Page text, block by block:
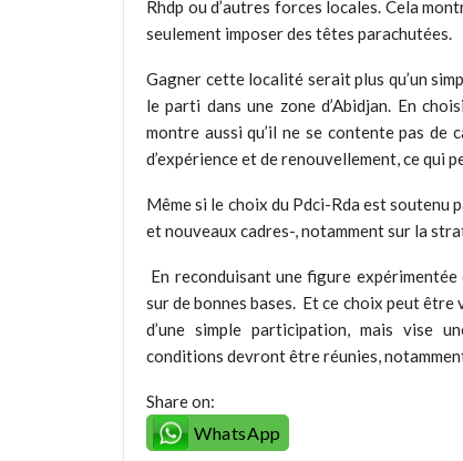
Rhdp ou d’autres forces locales. Cela
seulement imposer des têtes parachutées.
Gagner cette localité serait plus qu’un
le parti dans une zone d’Abidjan. En
montre aussi qu’il ne se contente pas de
d’expérience et de renouvellement, ce qui
Même si le choix du Pdci-Rda est soutenu
et nouveaux cadres-, notamment sur la
En reconduisant une figure
sur de bonnes bases. Et ce choix peut être
d’une simple participation, mais vise
conditions devront être réunies,
Share on:
WhatsApp